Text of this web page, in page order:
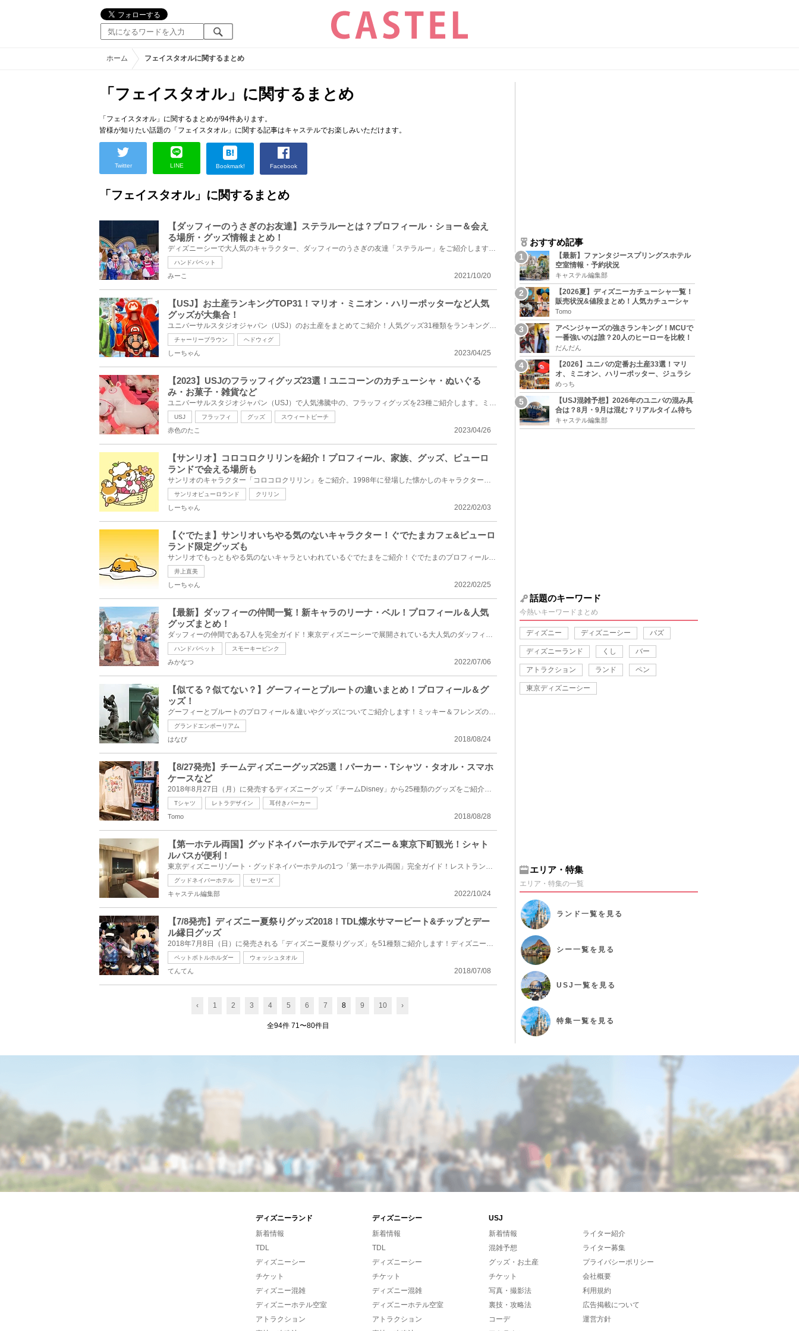
ホーム フェイスタオルに関するまとめ
「フェイスタオル」に関するまとめ
「フェイスタオル」に関するまとめが94件あります。
皆様が知りたい話題の「フェイスタオル」に関する記事はキャステルでお楽しみいただけます。
Twitter LINE Bookmark! Facebook
「フェイスタオル」に関するまとめ
【ダッフィーのうさぎのお友達】ステラルーとは？プロフィール・ショー＆会え
る場所・グッズ情報まとめ！
ディズニーシーで大人気のキャラクター、ダッフィーのうさぎの友達「ステラルー」をご紹介します☆ステラ...
ハンドパペット
2021/10/20
みーこ
【USJ】お土産ランキングTOP31！マリオ・ミニオン・ハリーポッターなど人気
グッズが大集合！
ユニバーサルスタジオジャパン（USJ）のお土産をまとめてご紹介！人気グッズ31種類をランキングにまとめ...
チャーリーブラウン ヘドウィグ
2023/04/25
しーちゃん
【2023】USJのフラッフィグッズ23選！ユニコーンのカチューシャ・ぬいぐる
み・お菓子・雑貨など
ユニバーサルスタジオジャパン（USJ）で人気沸騰中の、フラッフィグッズを23種ご紹介します。ミニオンの...
USJ フラッフィ グッズ スウィートピーチ
2023/04/26
赤色のたこ
【サンリオ】コロコロクリリンを紹介！プロフィール、家族、グッズ、ピューロ
ランドで会える場所も
サンリオのキャラクター「コロコロクリリン」をご紹介。1998年に登場した懐かしのキャラクター！ハムス...
サンリオピューロランド クリリン
2022/02/03
しーちゃん
【ぐでたま】サンリオいちやる気のないキャラクター！ぐでたまカフェ&ピューロ
ランド限定グッズも
サンリオでもっともやる気のないキャラといわれているぐでたまをご紹介！ぐでたまのプロフィールやアニ...
井上直美
2022/02/25
しーちゃん
【最新】ダッフィーの仲間一覧！新キャラのリーナ・ベル！プロフィール＆人気
グッズまとめ！
ダッフィーの仲間である7人を完全ガイド！東京ディズニーシーで展開されている大人気のダッフィー、シェ...
ハンドパペット スモーキーピンク
2022/07/06
みかなつ
【似てる？似てない？】グーフィーとプルートの違いまとめ！プロフィール＆グ
ッズ！
グーフィーとプルートのプロフィール＆違いやグッズについてご紹介します！ミッキー＆フレンズの中でも...
グランドエンポーリアム
2018/08/24
はなび
【8/27発売】チームディズニーグッズ25選！パーカー・Tシャツ・タオル・スマホ
ケースなど
2018年8月27日（月）に発売するディズニーグッズ「チームDisney」から25種類のグッズをご紹介します！親...
Tシャツ レトラデザイン 耳付きパーカー
2018/08/28
Tomo
【第一ホテル両国】グッドネイバーホテルでディズニー＆東京下町観光！シャト
ルバスが便利！
東京ディズニーリゾート・グッドネイバーホテルの1つ「第一ホテル両国」完全ガイド！レストランや周辺の...
グッドネイバーホテル セリーズ
2022/10/24
キャステル編集部
【7/8発売】ディズニー夏祭りグッズ2018！TDL燦水サマービート&チップとデー
ル縁日グッズ
2018年7月8日（日）に発売される「ディズニー夏祭りグッズ」を51種類ご紹介します！ディズニーランドで...
ペットボトルホルダー ウォッシュタオル
2018/07/08
てんてん
‹ 1 2 3 4 5 6 7 8 9 10 ›
全94件 71〜80件目
おすすめ記事
【最新】ファンタジースプリングスホテル
空室情報・予約状況
キャステル編集部
【2026夏】ディズニーカチューシャ一覧！
販売状況&値段まとめ！人気カチューシャ
をチェック
Tomo
アベンジャーズの強さランキング！MCUで
一番強いのは誰？20人のヒーローを比較！
だんだん
【2026】ユニバの定番お土産33選！マリ
オ、ミニオン、ハリーポッター、ジュラシ
ックパーク、セサミ、SINGなどのグッズ情
報
めっち
【USJ混雑予想】2026年のユニバの混み具
合は？8月・9月は混む？リアルタイム待ち
時間アプリも
キャステル編集部
話題のキーワード
今熱いキーワードまとめ
ディズニー ディズニーシー バズ
ディズニーランド くし バー
アトラクション ランド ペン
東京ディズニーシー
エリア・特集
エリア・特集の一覧
ランド 一覧を見る
シー一覧を見る
USJ 一覧を見る
特集一覧を見る
ディズニーランド ディズニーシー
USJ
新着情報
TDL
ディズニーシー
チケット
ディズニー混雑
ディズニーホテル空室
アトラクション
新着情報
TDL
ディズニーシー
チケット
ディズニー混雑
ディズニーホテル空室
アトラクション
新着情報
混雑予想
グッズ・お土産
チケット
写真・撮影法
裏技・攻略法
コーデ
ライター紹介
ライター募集
プライバシーポリシー
会社概要
利用規約
広告掲載について
運営方針